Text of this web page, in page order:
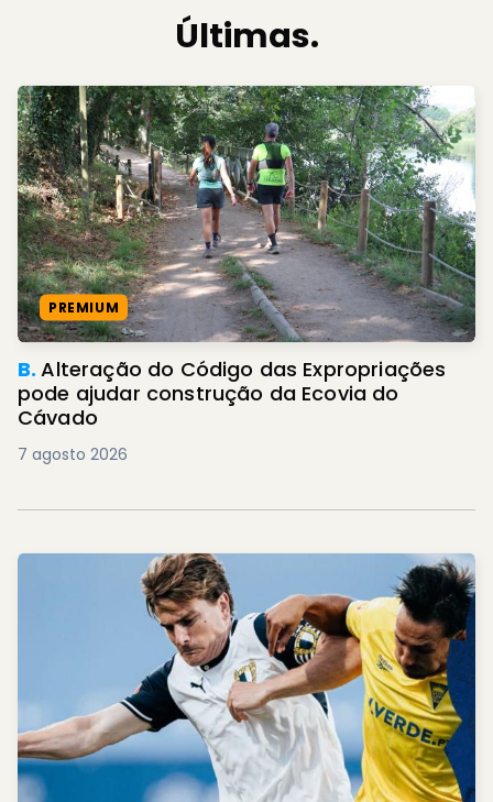
Últimas.
PREMIUM
B.Alteração do Código das Expropriações
pode ajudar construção da Ecovia do
Cávado
7 agosto 2026